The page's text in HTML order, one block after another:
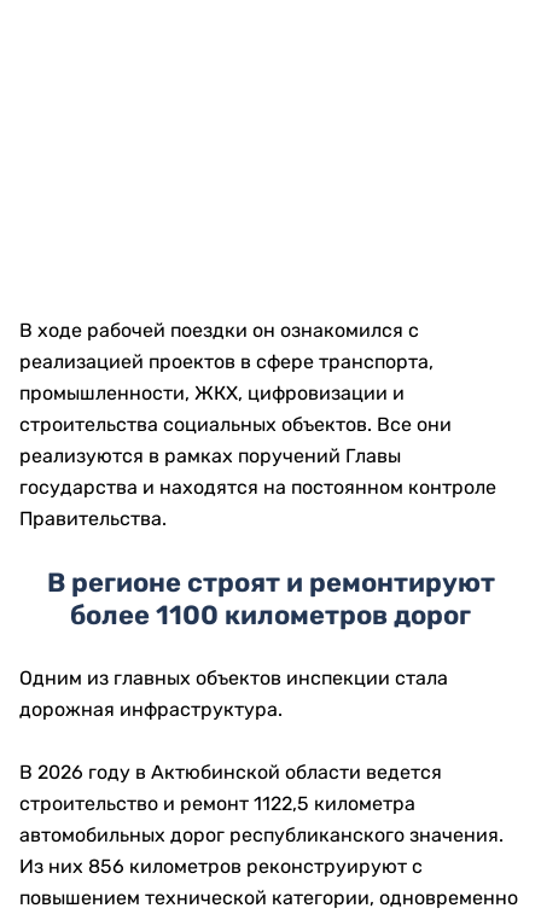
В ходе рабочей поездки он ознакомился с
реализацией проектов в сфере транспорта,
промышленности, ЖКХ, цифровизации и
строительства социальных объектов. Все они
реализуются в рамках поручений Главы
государства и находятся на постоянном контроле
Правительства.
В регионе строят и ремонтируют
более 1100 километров дорог
Одним из главных объектов инспекции стала
дорожная инфраструктура.
В 2026 году в Актюбинской области ведется
строительство и ремонт 1122,5 километра
автомобильных дорог республиканского значения.
Из них 856 километров реконструируют с
повышением технической категории, одновременно